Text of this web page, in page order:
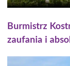
Burmistrz
zaufania i